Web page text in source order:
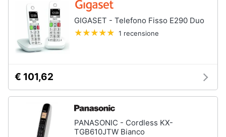
GIGASET - Telefono Fisso E290 Duo
1 recensione
€ 101,62
PANASONIC - Cordless KX-
TGB610JTW Bianco